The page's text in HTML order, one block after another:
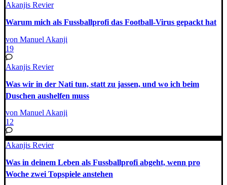
Akanjis Revier
Warum mich als Fussballprofi das Football-Virus gepackt hat
von Manuel Akanji
19
Akanjis Revier
Was wir in der Nati tun, statt zu jassen, und wo ich beim
Duschen aushelfen muss
von Manuel Akanji
12
Akanjis Revier
Was in deinem Leben als Fussballprofi abgeht, wenn pro
Woche zwei Topspiele anstehen